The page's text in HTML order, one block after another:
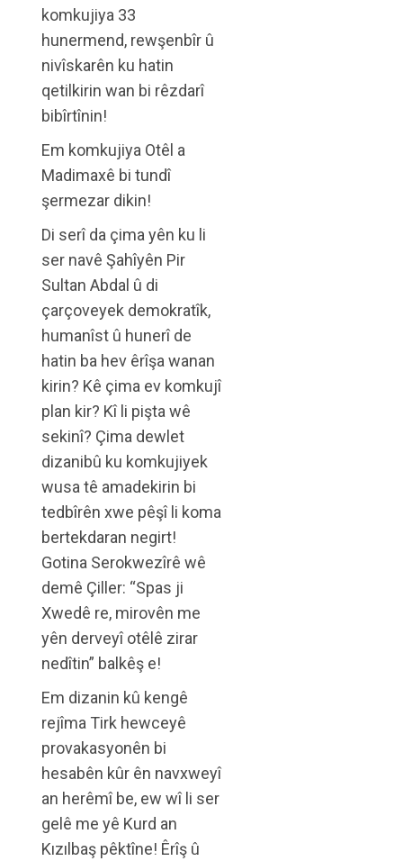
komkujiya 33
hunermend, rewşenbîr û
nivîskarên ku hatin
qetilkirin wan bi rêzdarî
bibîrtînin!
Em komkujiya Otêl a
Madimaxê bi tundî
şermezar dikin!
Di serî da çima yên ku li
ser navê Şahîyên Pir
Sultan Abdal û di
çarçoveyek demokratîk,
humanîst û hunerî de
hatin ba hev êrîşa wanan
kirin? Kê çima ev komkujî
plan kir? Kî li pişta wê
sekinî? Çima dewlet
dizanibû ku komkujiyek
wusa tê amadekirin bi
tedbîrên xwe pêşî li koma
bertekdaran negirt!
Gotina Serokwezîrê wê
demê Çiller: “Spas ji
Xwedê re, mirovên me
yên derveyî otêlê zirar
nedîtin” balkêş e!
Em dizanin kû kengê
rejîma Tirk hewceyê
provakasyonên bi
hesabên kûr ên navxweyî
an herêmî be, ew wî li ser
gelê me yê Kurd an
Kızılbaş pêktîne! Êrîş û